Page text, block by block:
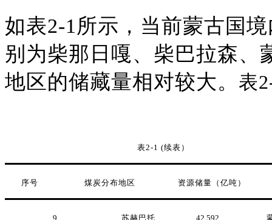
如表2-1 所示，当前蒙古国
别为柴那日嘎、柴巴拉森、
地区的储藏量相对较大。 表
表2-1 (续表）
序号 煤炭分布地区 资源储量（亿吨 ）
9 苏赫巴托 42.592